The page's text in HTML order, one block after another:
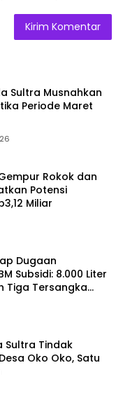
Sultra Musnahkan
Periode Maret
Rokok dan
Potensi
Miliar
Dugaan
8.000 Liter
Tiga Tersangka
Sultra Tindak
Oko Oko, Satu